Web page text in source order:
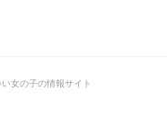
女の子の情報サイト